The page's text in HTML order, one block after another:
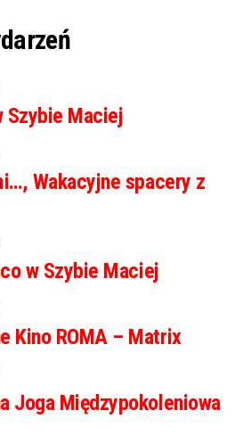
Szybie Maciej
Wakacyjne spacery z
w Szybie Maciej
Kino ROMA – Matrix
Joga Międzypokoleniowa